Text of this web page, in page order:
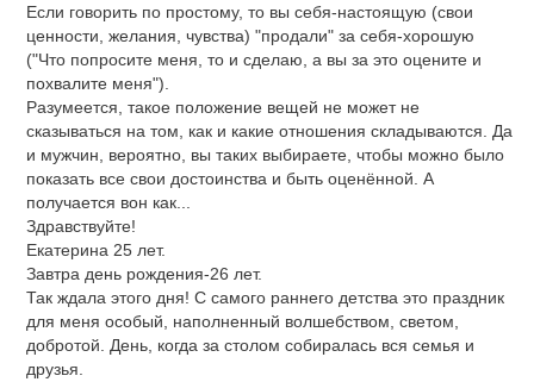
Если говорить по простому, то вы себя-настоящую (свои
ценности, желания, чувства) "продали" за себя-хорошую
("Что попросите меня, то и сделаю, а вы за это оцените и
похвалите меня").
Разумеется, такое положение вещей не может не
сказываться на том, как и какие отношения складываются. Да
и мужчин, вероятно, вы таких выбираете, чтобы можно было
показать все свои достоинства и быть оценённой. А
получается вон как...
Здравствуйте!
Екатерина 25 лет.
Завтра день рождения-26 лет.
Так ждала этого дня! С самого раннего детства это праздник
для меня особый, наполненный волшебством, светом,
добротой. День, когда за столом собиралась вся семья и
друзья.